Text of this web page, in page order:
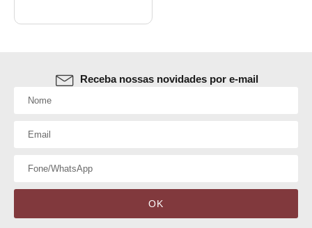
Receba nossas novidades por e-mail
OK